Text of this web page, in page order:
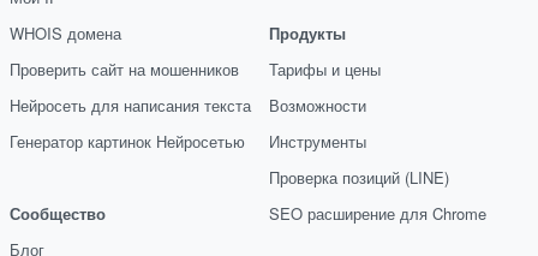
WHOIS домена
Проверить сайт на мошенников
Нейросеть для написания текста
Генератор картинок Нейросетью
Сообщество
Блог
Продукты
Тарифы и цены
Возможности
Инструменты
Проверка позиций (LINE)
SEO расширение для Chrome